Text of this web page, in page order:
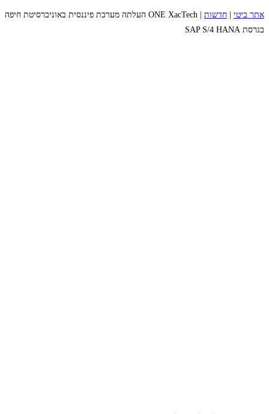
אתר ביטי חדשות
ONE XacTech העלתה מערכת פיננסית באוניברסיטת חיפה
בגרסת SAP S/4 HANA